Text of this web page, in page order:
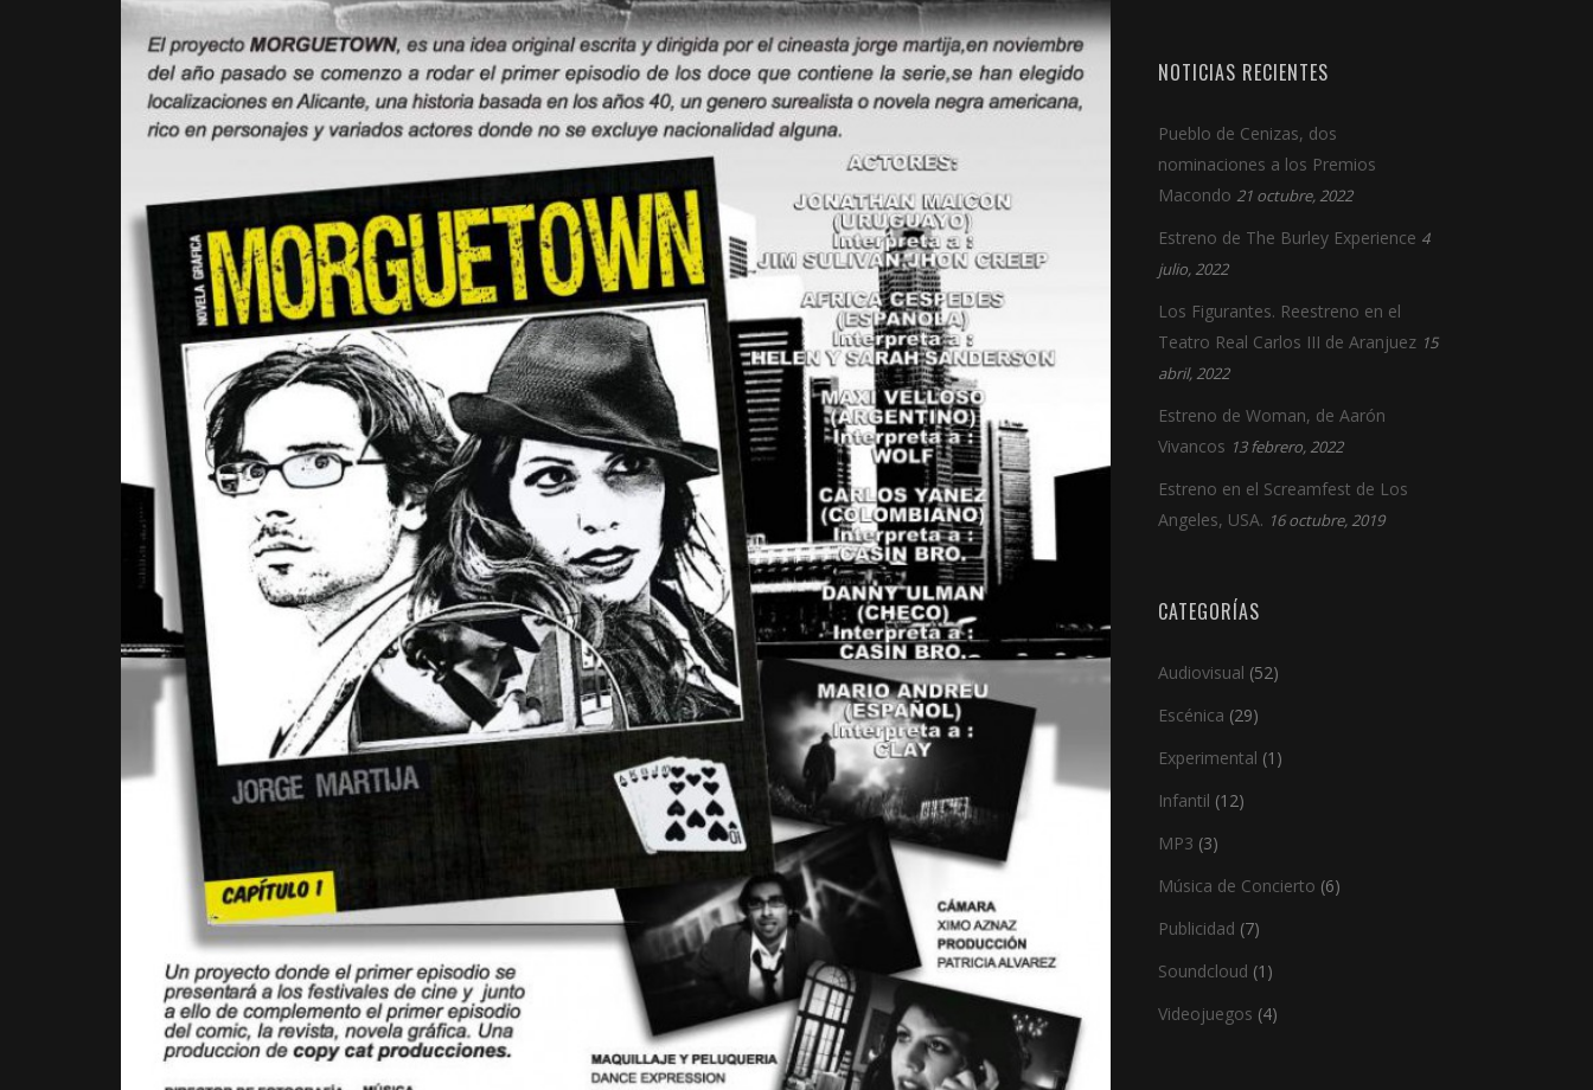
NOTICIAS RECIENTES
Pueblo de Cenizas, dos
nominaciones a los Premios
Macondo 21 octubre, 2022
Estreno de The Burley Experience 4
julio, 2022
Los Figurantes. Reestreno en el
Teatro Real Carlos III de Aranjuez 15
abril, 2022
Estreno de Woman, de Aarón
Vivancos 13 febrero, 2022
Estreno en el Screamfest de Los
Angeles, USA. 16 octubre, 2019
CATEGORÍAS
Audiovisual (52)
Escénica (29)
Experimental (1)
Infantil (12)
MP3 (3)
Música de Concierto (6)
Publicidad (7)
Soundcloud (1)
Videojuegos (4)